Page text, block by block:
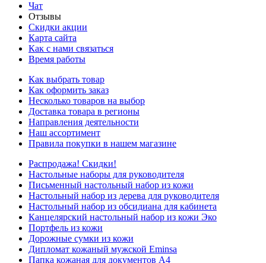
Чат
Отзывы
Скидки акции
Карта сайта
Как с нами связаться
Время работы
Как выбрать товар
Как оформить заказ
Несколько товаров на выбор
Доставка товара в регионы
Направления деятельности
Наш ассортимент
Правила покупки в нашем магазине
Распродажа! Скидки!
Настольные наборы для руководителя
Письменный настольный набор из кожи
Настольный набор из дерева для руководителя
Настольный набор из обсидиана для кабинета
Канцелярский настольный набор из кожи Эко
Портфель из кожи
Дорожные сумки из кожи
Дипломат кожаный мужской Eminsa
Папка кожаная для документов А4